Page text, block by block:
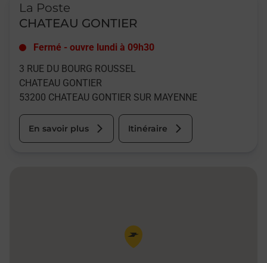
La Poste
CHATEAU GONTIER
Fermé - ouvre lundi à 09h30
3 RUE DU BOURG ROUSSEL
CHATEAU GONTIER
53200 CHATEAU GONTIER SUR MAYENNE
En savoir plus Itinéraire
Pin de la carte